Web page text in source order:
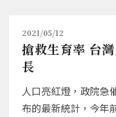
2021/05/12
搶救生育率 台
長
人口亮紅燈，政院急
布的最新統計，今年